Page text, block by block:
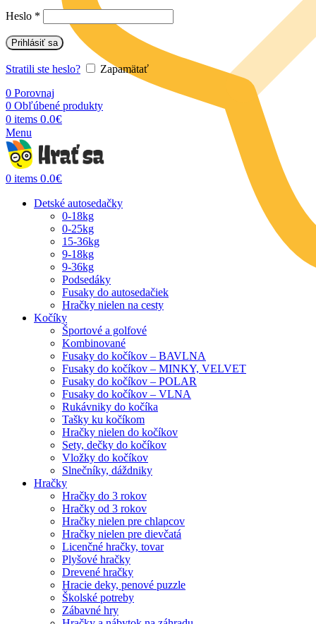
Heslo *
Prihlásiť sa
Stratili ste heslo?
Zapamätať
0 Porovnaj
0 Obľúbené produkty
0 items 0.0€
Menu
0 items 0.0€
Detské autosedačky
0-18kg
0-25kg
15-36kg
9-18kg
9-36kg
Podsedáky
Fusaky do autosedačiek
Hračky nielen na cesty
Kočíky
Športové a golfové
Kombinované
Fusaky do kočíkov – BAVLNA
Fusaky do kočíkov – MINKY, VELVET
Fusaky do kočíkov – POLAR
Fusaky do kočíkov – VLNA
Rukávniky do kočíka
Tašky ku kočíkom
Hračky nielen do kočíkov
Sety, dečky do kočíkov
Vložky do kočíkov
Slnečníky, dáždniky
Hračky
Hračky do 3 rokov
Hračky od 3 rokov
Hračky nielen pre chlapcov
Hračky nielen pre dievčatá
Licenčné hračky, tovar
Plyšové hračky
Drevené hračky
Hracie deky, penové puzzle
Školské potreby
Zábavné hry